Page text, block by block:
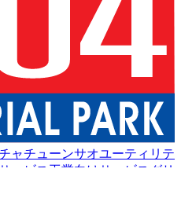
ャチューンサオユーティリテ
ービス 工業向けサービス グリ